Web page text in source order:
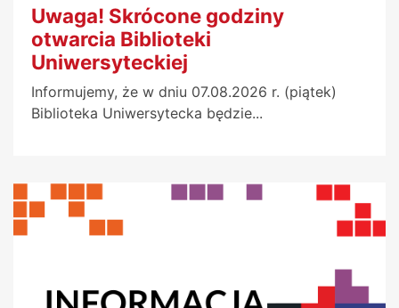
Uwaga! Skrócone godziny
otwarcia Biblioteki
Uniwersyteckiej
Informujemy, że w dniu 07.08.2026 r. (piątek)
Biblioteka Uniwersytecka będzie...